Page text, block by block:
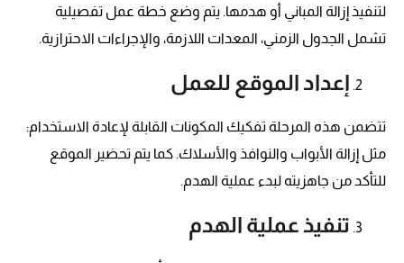
لتنفيذ إزالة المباني أو هدمها. يتم وضع خطة عمل تفصيلية
تشمل الجدول الزمني، المعدات اللازمة، والإجراءات الاحترازية.
إعداد الموقع للعمل
تتضمن هذه المرحلة تفكيك المكونات القابلة لإعادة الاستخدام:
مثل إزالة الأبواب والنوافذ والأسلاك. كما يتم تحضير الموقع
للتأكد من جاهزيته لبدء عملية الهدم.
تنفيذ عملية الهدم